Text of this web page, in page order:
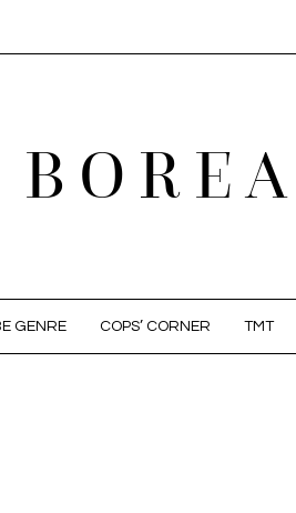
GENRE COPS’ CORNER TMT